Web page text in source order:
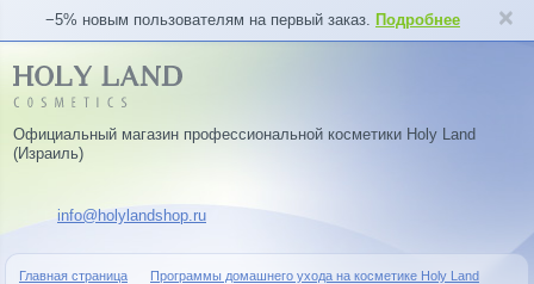
−5% новым пользователям на первый заказ. Подробнее
Официальный магазин профессиональной косметики Holy Land
(Израиль)
info@holylandshop.ru
Главная страница
Программы домашнего ухода на косметике Holy Land